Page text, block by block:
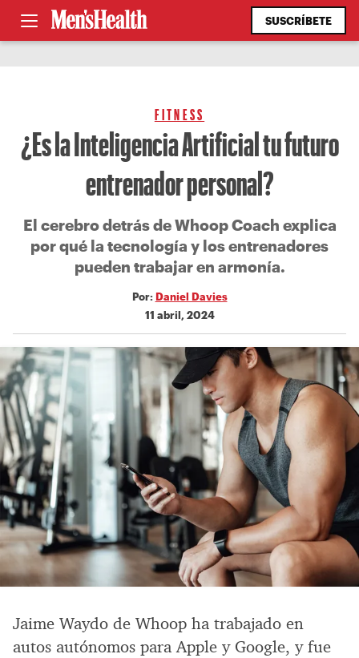
SUSCRÍBETE
FITNESS
¿Es la Inteligencia Artificial tu futuro
entrenador personal?
El cerebro detrás de Whoop Coach explica
por qué la tecnología y los entrenadores
pueden trabajar en armonía.
Por: Daniel Davies
11 abril, 2024
Jaime Waydo de Whoop ha trabajado en
autos autónomos para Apple y Google, y fue